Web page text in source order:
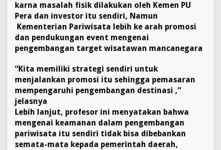
karna masalah fisik dilakukan oleh Kemen PU
Pera dan investor itu sendiri, Namun
Kementerian Pariwisata lebih ke arah promosi
dan pendukungan event mengenai
pengembangan target wisatawan mancanegara
“Kita memiliki strategi sendiri untuk
menjalankan promosi itu sehingga pemasaran
mempengaruhi pengembangan destinasi ,”
jelasnya
Lebih lanjut, profesor ini menyatakan bahwa
mengenai keamanan dalam pengembangan
pariwisata itu sendiri tidak bisa dibebankan
semata-mata kepada pemerintah daerah,